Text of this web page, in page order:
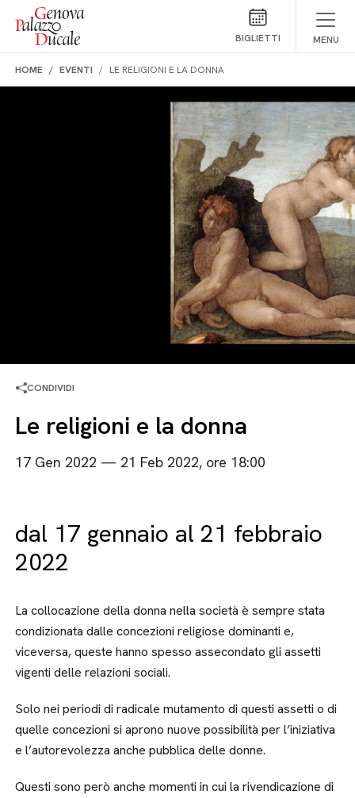
Salta al contenuto
BIGLIETTI MENU
HOME EVENTI LE RELIGIONI E LA DONNA
CONDIVIDI
Le religioni e la donna
17 Gen 2022 — 21 Feb 2022, ore 18:00
dal 17 gennaio al 21 febbraio
2022
La collocazione della donna nella società è sempre stata
condizionata dalle concezioni religiose dominanti e,
viceversa, queste hanno spesso assecondato gli assetti
vigenti delle relazioni sociali.
Solo nei periodi di radicale mutamento di questi assetti o di
quelle concezioni si aprono nuove possibilità per l’iniziativa
e l’autorevolezza anche pubblica delle donne.
Questi sono però anche momenti in cui la rivendicazione di